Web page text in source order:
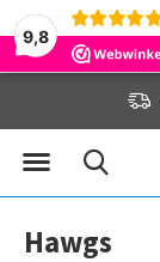
9,8
Hawgs